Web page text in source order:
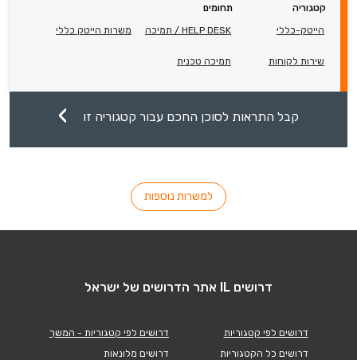
קטגוריה
תחומים
הייטק-כללי
HELP DESK / תמיכה משרות הייטק כללי
שירות לקוחות תמיכה טכנית
קבל התראות לסוכן החכם עבור קטגוריה זו
למשרות נוספות
דרושים IL אתר הדרושים של ישראל
דרושים לפי קטגוריות
דרושים כל הקטגוריות
דרושים לפי קטגוריות - המשך
דרושים מלונאות